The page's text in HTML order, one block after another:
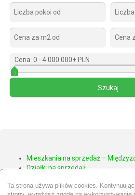
Cena: 0 - 4 000 000+ PLN
Mieszkania na sprzedaż –
Działki na sprzedaż
Domy na sprzedaż – Międzyzdroje
Ta strona używa plików cookies.